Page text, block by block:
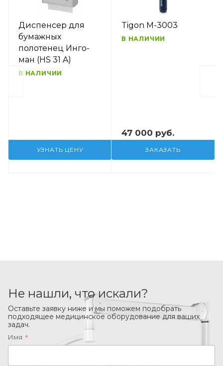
Диспенсер для
бумажных
полотенец Инго-
ман (HS 31 A)
В НАЛИЧИИ
УЗНАТЬ ЦЕНУ
Tigon M-3003
В НАЛИЧИИ
47 000 руб.
ЗАКАЗАТЬ
Не нашли, что искали?
Оставьте заявку ниже и мы поможем подобрать
подходящее медицинское оборудование для ваших
задач.
Имя *